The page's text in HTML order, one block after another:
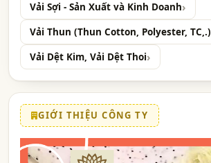
Vải Sợi - Sản Xuất và Kinh Doanh
Vải Thun (Thun Cotton, Polyester, TC,.)
Vải Dệt Kim, Vải Dệt Thoi
GIỚI THIỆU CÔNG TY